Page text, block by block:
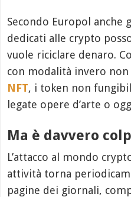
Secondo Europol anche
dedicati alle crypto
vuole riciclare denaro.
con modalità invero
NFT, i token non
legate opere d’arte o
Ma è davvero
L’attacco al mondo
attività torna
pagine dei giornali,